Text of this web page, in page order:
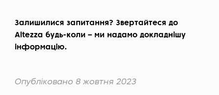
Залишилися запитання? Звертайтеся до
Altezza будь-коли – ми надамо докладнішу
інформацію.
Опубліковано 8 жовтня 2023